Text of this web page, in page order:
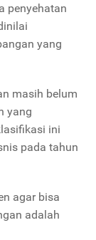
penyehatan
yang
masih belum
yang
ini
pada tahun
agar bisa
adalah